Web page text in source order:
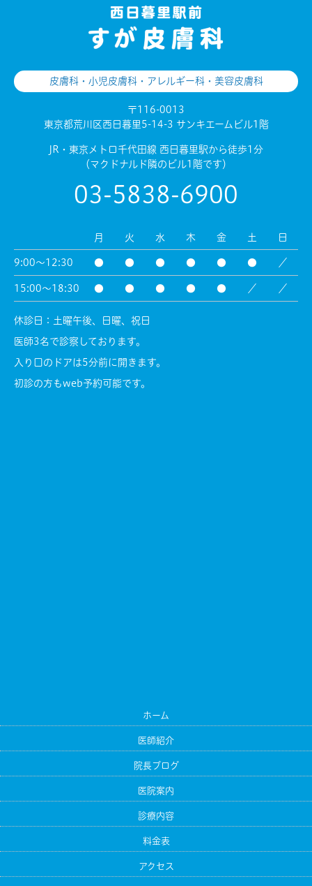
皮膚科・小児皮膚科・アレルギー科・美容皮膚科
〒116-0013
東京都荒川区西日暮里5-14-3 サンキエームビル1階
JR・東京メトロ千代田線 西日暮里駅から徒歩1分
（マクドナルド隣のビル1階です）
03-5838-6900
月 火 水 木 金 土 日
9:00～12:30 ● ● ● ● ● ● ／
15:00～18:30 ● ● ● ● ● ／ ／
休診日：土曜午後、日曜、祝日
医師3名で診察しております。
入り口のドアは5分前に開きます。
初診の方もweb予約可能です。
ホーム
医師紹介
院長ブログ
医院案内
診療内容
料金表
アクセス